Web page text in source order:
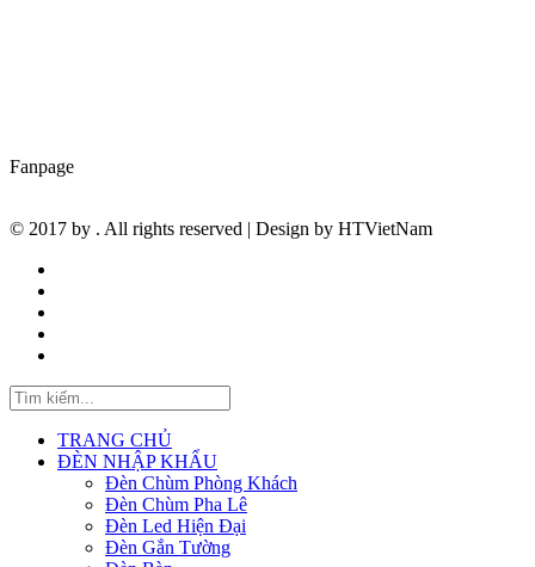
Fanpage
© 2017 by . All rights reserved | Design by HTVietNam
TRANG CHỦ
ĐÈN NHẬP KHẨU
Đèn Chùm Phòng Khách
Đèn Chùm Pha Lê
Đèn Led Hiện Đại
Đèn Gắn Tường